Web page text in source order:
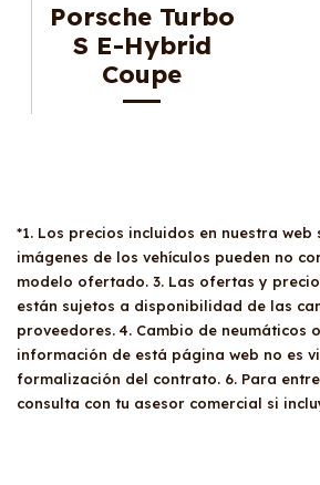
Porsche Turbo
S E-Hybrid
Coupe
*1. Los precios incluidos en nuestra web
imágenes de los vehículos pueden no
modelo ofertado. 3. Las ofertas y
están sujetos a disponibilidad de las
proveedores. 4. Cambio de neumáticos
información de está página web no es
formalización del contrato. 6. Para
consulta con tu asesor comercial si